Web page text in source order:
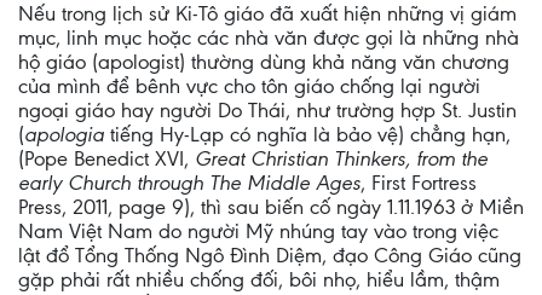
Nếu trong lịch sử Ki-Tô giáo đã xuất hiện những vị giám
mục, linh mục hoặc các nhà văn được gọi là những nhà
hộ giáo (apologist) thường dùng khả năng văn chương
của mình để bênh vực cho tôn giáo chống lại người
ngoại giáo hay người Do Thái, như trường hợp St. Justin
(apologia tiếng Hy-Lạp có nghĩa là bảo vệ) chẳng hạn,
(Pope Benedict XVI, Great Christian Thinkers, from the
early Church through The Middle Ages, First Fortress
Press, 2011, page 9), thì sau biến cố ngày 1.11.1963 ở Miền
Nam Việt Nam do người Mỹ nhúng tay vào trong việc
lật đổ Tổng Thống Ngô Đình Diệm, đạo Công Giáo cũng
gặp phải rất nhiều chống đối, bôi nhọ, hiểu lầm, thậm